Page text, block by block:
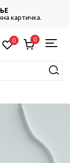
картичка.
0 0